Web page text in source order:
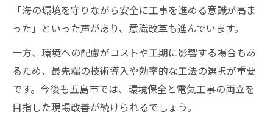
「海の環境を守りながら安全に工事を進める意識が高ま
った」といった声があり、意識改革も進んでいます。
一方、環境への配慮がコストや工期に影響する場合もあ
るため、最先端の技術導入や効率的な工法の選択が重要
です。今後も五島市では、環境保全と電気工事の両立を
目指した現場改善が続けられるでしょう。